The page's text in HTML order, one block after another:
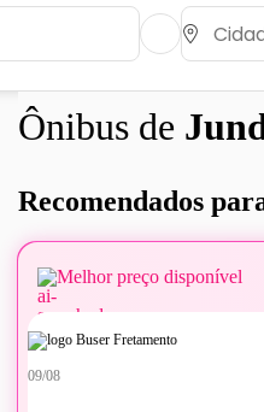
Ônibus de
Recomendados
Melhor preço disponível
09/08